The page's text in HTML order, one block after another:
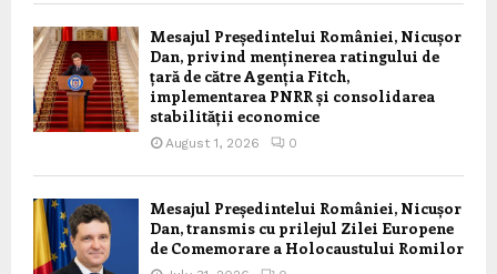
Mesajul Președintelui României, Nicușor
Dan, privind menținerea ratingului de
țară de către Agenția Fitch,
implementarea PNRR și consolidarea
stabilității economice
August 1, 2026 0
Mesajul Președintelui României, Nicușor
Dan, transmis cu prilejul Zilei Europene
de Comemorare a Holocaustului Romilor